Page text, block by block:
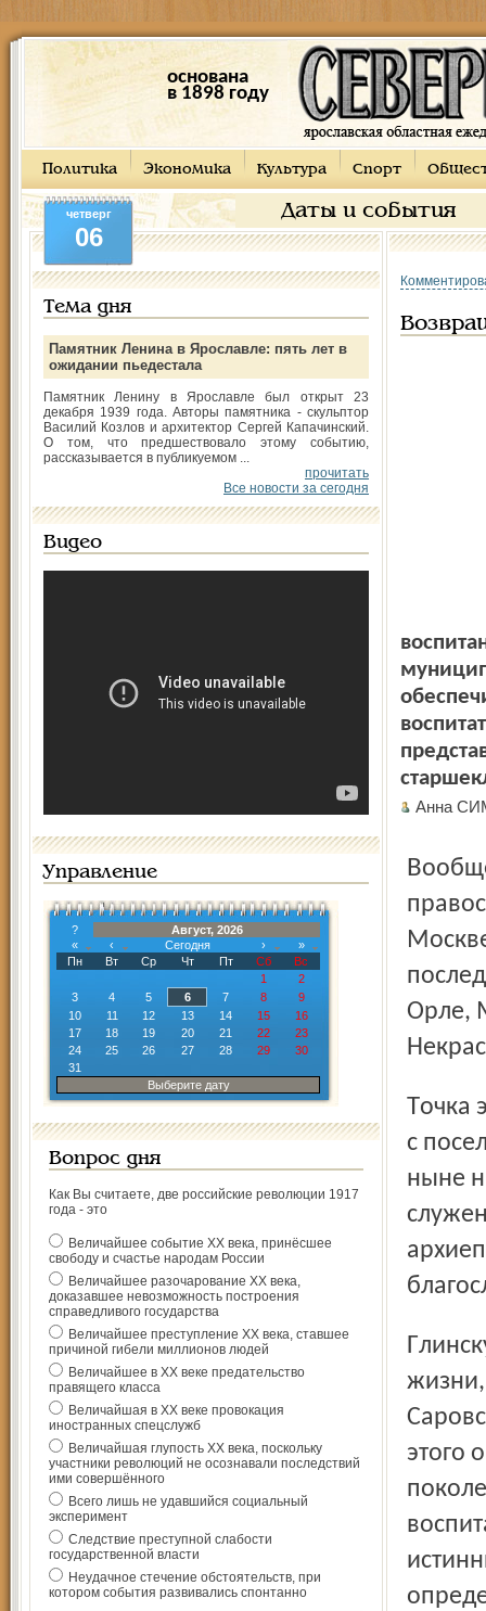
основана
в 1898 году
Политика Экономика Культура Спорт
Даты и события
четверг
06
Тема дня
Памятник Ленина в Ярославле: пять лет в
ожидании пьедестала
Памятник Ленину в Ярославле был открыт 23
декабря 1939 года. Авторы памятника - скульптор
Василий Козлов и архитектор Сергей Капачинский.
О том, что предшествовало этому событию,
рассказывается в публикуемом ...
прочитать
Все новости за сегодня
Видео
Управление
?
Август, 2026
«
‹ Сегодня ›
»
Пн
Вт Ср Чт Пт Сб
Вс
1
2
3
4 5 6 7 8
9
10
11 12 13 14 15
16
17
18 19 20 21 22
23
24
25 26 27 28 29
30
31
Выберите дату
Вопрос дня
Как Вы считаете, две российские революции 1917
года - это
Величайшее событие ХХ века, принёсшее
свободу и счастье народам России
Величайшее разочарование ХХ века,
доказавшее невозможность построения
справедливого государства
Величайшее преступление ХХ века, ставшее
причиной гибели миллионов людей
Величайшее в ХХ веке предательство
правящего класса
Величайшая в ХХ веке провокация
иностранных спецслужб
Величайшая глупость ХХ века, поскольку
участники революций не осознавали последствий
ими совершённого
Всего лишь не удавшийся социальный
эксперимент
Следствие преступной слабости
государственной власти
Неудачное стечение обстоятельств, при
котором события развивались спонтанно
Анна
Вообще-то Глинские чтения – мероприятие в
Орле,
Точка эта на карте глинцами выбрана не случайно. Рядом
с
ныне
Глинскую пустынь считают великой школой духовной
этого